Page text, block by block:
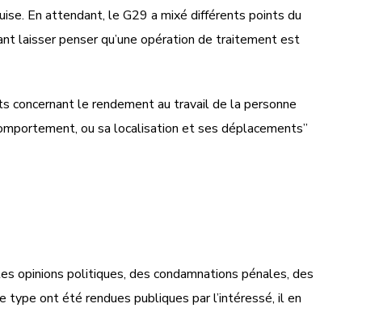
En attendant, le G29 a mixé différents points du
laisser penser qu’une opération de traitement est
concernant le rendement au travail de la personne
ou sa localisation et ses déplacements”
opinions politiques, des condamnations pénales, des
type ont été rendues publiques par l’intéressé, il en